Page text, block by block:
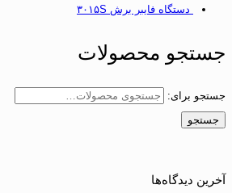
دستگاه فایبر برش ۳۰۱۵S
جستجو محصولات
جستجو برای:
جستجو
آخرین دیدگاه‌ها